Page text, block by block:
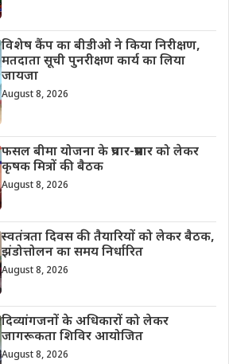
विशेष कैंप का बीडीओ ने किया निरीक्षण,
मतदाता सूची पुनरीक्षण कार्य का लिया
जायजा
August 8, 2026
फसल बीमा योजना के प्रचार-प्रसार को लेकर
कृषक मित्रों की बैठक
August 8, 2026
स्वतंत्रता दिवस की तैयारियों को लेकर बैठक,
झंडोत्तोलन का समय निर्धारित
August 8, 2026
दिव्यांगजनों के अधिकारों को लेकर
जागरूकता शिविर आयोजित
August 8, 2026